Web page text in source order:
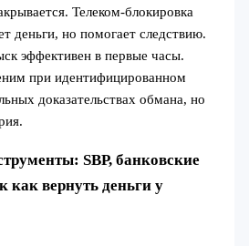
Телеком-блокировка
деньги, но помогает следствию.
эффективен в первые часы.
при идентифицированном
доказательствах обмана, но
SBP, банковские
как вернуть деньги у